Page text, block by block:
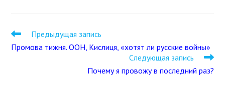
Предыдущая запись
Промова тижня. ООН, Кислиця, «хотят ли русские войны»
Следующая запись
Почему я провожу в последний раз?